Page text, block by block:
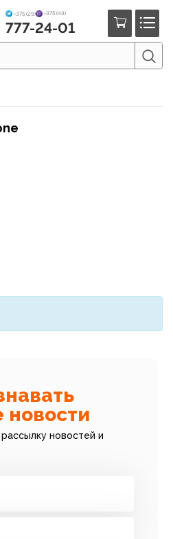
+375 (29) +375 (44)
777-24-01
новости
новостей и